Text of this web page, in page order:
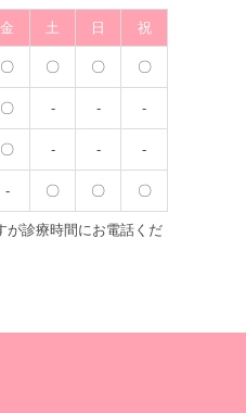
金 土 日 祝
〇 〇 〇 〇
〇 - - -
〇 - - -
- 〇 〇 〇
が診療時間にお電話くだ